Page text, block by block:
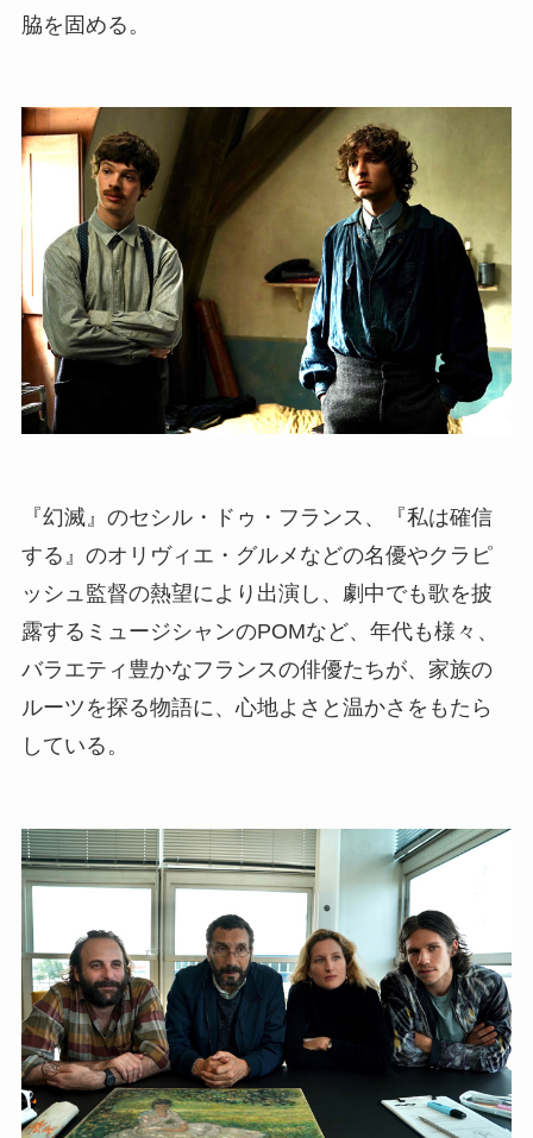
脇を固める。
『幻滅』のセシル・ドゥ・フランス、『私は確信
する』のオリヴィエ・グルメなどの名優やクラピ
ッシュ監督の熱望により出演し、劇中でも歌を披
露するミュージシャンのPOMなど、年代も様々、
バラエティ豊かなフランスの俳優たちが、家族の
ルーツを探る物語に、心地よさと温かさをもたら
している。